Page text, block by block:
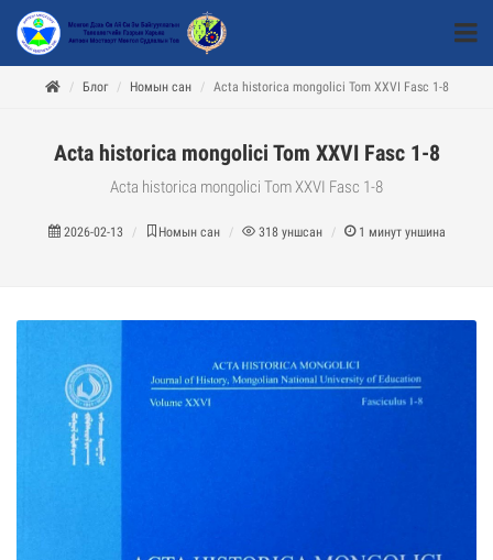
Блог Номын сан Acta historica mongolici Tom XXVI Fasc 1-8
Acta historica mongolici Tom XXVI Fasc 1-8
Acta historica mongolici Tom XXVI Fasc 1-8
2026-02-13 Номын сан 318 уншсан 1 минут уншина